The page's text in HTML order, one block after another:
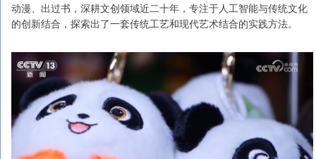
动漫、出过书，深耕文创领域近二十年，专注于人工智能与传统文化
的创新结合，探索出了一套传统工艺和现代艺术结合的实践方法。